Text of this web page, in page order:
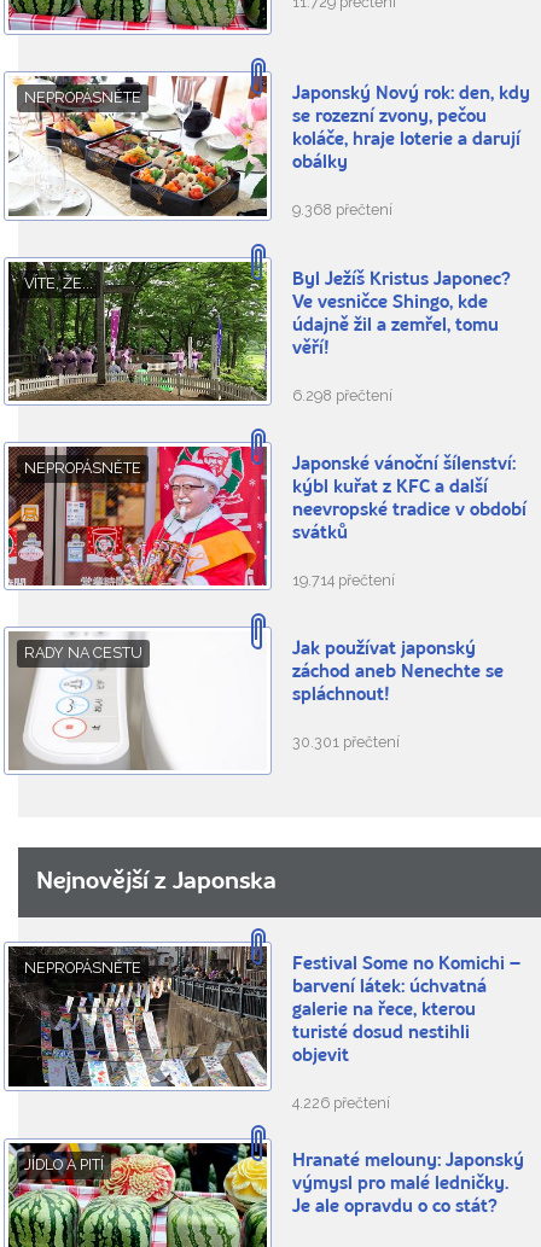
NEPROPÁSNĚTE
Japonský Nový rok: den, kdy
se rozezní zvony, pečou
koláče, hraje loterie a darují
obálky
9.368 přečtení
VÍTE, ŽE...
Byl Ježíš Kristus Japonec?
Ve vesničce Shingo, kde
údajně žil a zemřel, tomu
věří!
6.298 přečtení
NEPROPÁSNĚTE
Japonské vánoční šílenství:
kýbl kuřat z KFC a další
neevropské tradice v období
svátků
19.714 přečtení
RADY NA CESTU
Jak používat japonský
záchod aneb Nenechte se
spláchnout!
30.301 přečtení
Nejnovější z Japonska
NEPROPÁSNĚTE
Festival Some no Komichi –
barvení látek: úchvatná
galerie na řece, kterou
turisté dosud nestihli
objevit
4.226 přečtení
JÍDLO A PITÍ
Hranaté melouny: Japonský
výmysl pro malé ledničky.
Je ale opravdu o co stát?